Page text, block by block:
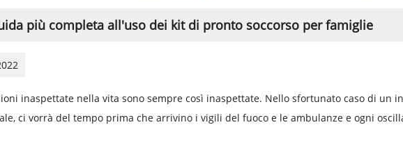
più completa all'uso dei kit di pronto soccorso per famiglie
inaspettate nella vita sono sempre così inaspettate. Nello sfortunato caso di un
ci vorrà del tempo prima che arrivino i vigili del fuoco e le ambulanze e ogni